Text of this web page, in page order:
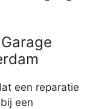
een reparatie
een